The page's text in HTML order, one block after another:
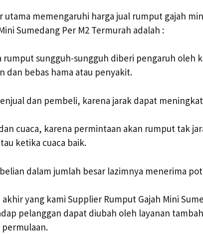
utama memengaruhi harga jual rumput gajah
Sumedang Per M2 Termurah adalah :
rumput sungguh-sungguh diberi pengaruh oleh
dan bebas hama atau penyakit.
dan pembeli, karena jarak dapat
cuaca, karena permintaan akan rumput tak
ketika cuaca baik.
dalam jumlah besar lazimnya menerima
yang kami Supplier Rumput Gajah Mini
pelanggan dapat diubah oleh layanan